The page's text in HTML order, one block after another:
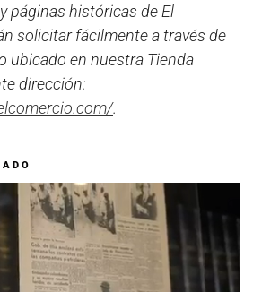
páginas históricas de El
solicitar fácilmente a través de
ubicado en nuestra Tienda
dirección:
.